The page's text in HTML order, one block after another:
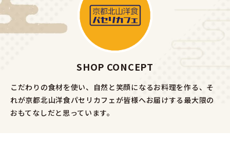
SHOP CONCEPT
こだわりの食材を使い、自然と笑顔になるお料理を作る、そ
れが京都北山洋食パセリカフェが皆様へお届けする最大限の
おもてなしだと思っています。